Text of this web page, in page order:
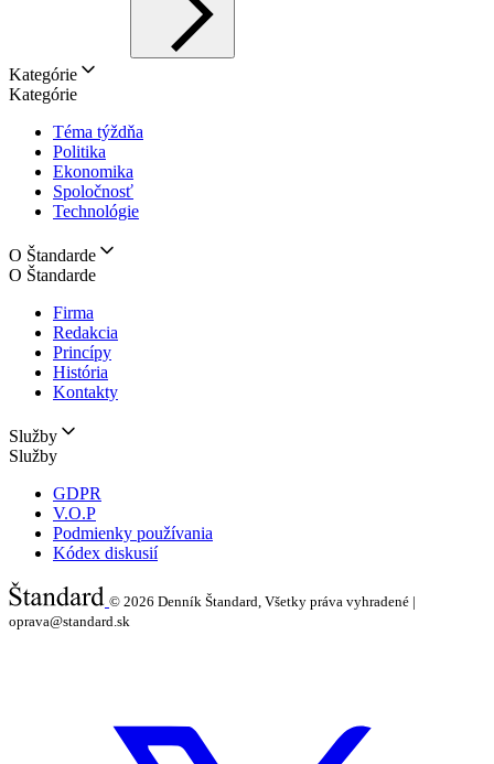
Kategórie
Kategórie
Téma týždňa
Politika
Ekonomika
Spoločnosť
Technológie
O Štandarde
O Štandarde
Firma
Redakcia
Princípy
História
Kontakty
Služby
Služby
GDPR
V.O.P
Podmienky používania
Kódex diskusií
© 2026 Denník Štandard, Všetky práva vyhradené |
oprava@standard.sk